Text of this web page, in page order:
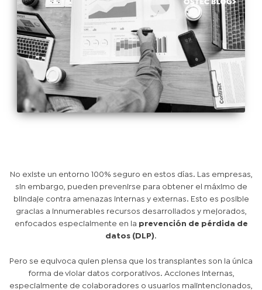
No existe un entorno 100% seguro en estos días. Las empresas,
sin embargo, pueden prevenirse para obtener el máximo de
blindaje contra amenazas internas y externas. Esto es posible
gracias a innumerables recursos desarrollados y mejorados,
enfocados especialmente en la prevención de pérdida de
datos (DLP).
Pero se equivoca quien piensa que los transplantes son la única
forma de violar datos corporativos. Acciones internas,
especialmente de colaboradores o usuarios malintencionados,